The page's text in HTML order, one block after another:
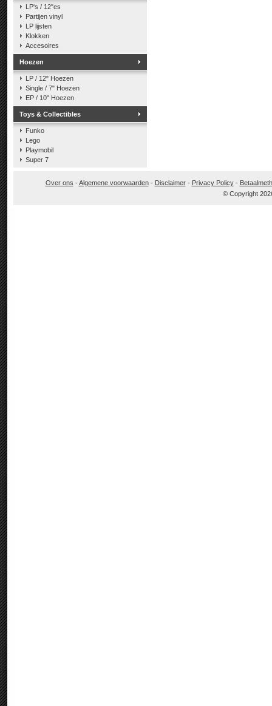
LP's / 12"es
Partijen vinyl
LP lijsten
Klokken
Accesoires
Hoezen
LP / 12" Hoezen
Single / 7" Hoezen
EP / 10" Hoezen
Toys & Collectibles
Funko
Lego
Playmobil
Super 7
Over ons -Algemene voorwaarden- Disclaimer- Privacy Policy-
© Copyright